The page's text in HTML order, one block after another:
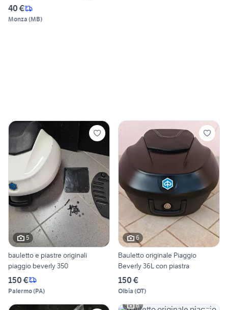
40 €
Monza (MB)
5
bauletto e piastre originali
piaggio beverly 350
150 €
Palermo(PA)
6
Bauletto originale Piaggio
Beverly 36L con piastra
150 €
Olbia (OT)
6